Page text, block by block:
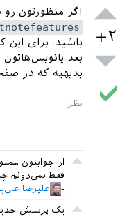
+۲
اگر منظورتون
باشید. برای این
بعد
بدیهیه که در
از جوابتون
فقط نمی‌دونم
علیرضا
یک پرسش جدید